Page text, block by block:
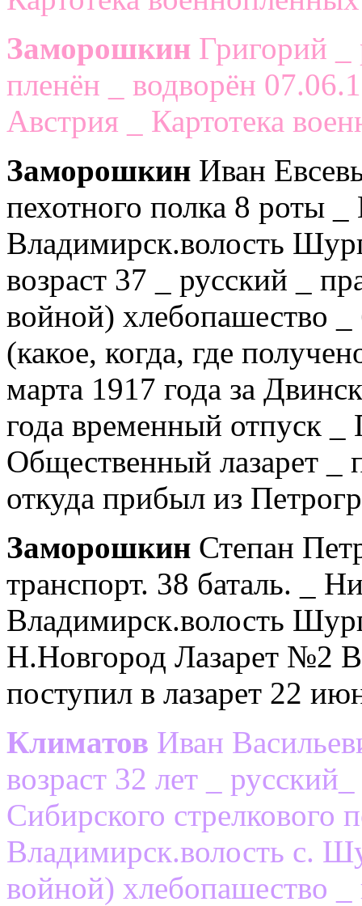
Заморошкин Григорий
пленён _ водворён
Австрия _ Картотека
Заморошкин Иван
пехотного полка 8 роты
Владимирск.волость
возраст 37 _ русский _
войной) хлебопашество
(какое, когда, где
марта 1917 года за
года временный отпуск _
Общественный лазарет _
откуда прибыл из
Заморошкин Степан
транспорт. 38 баталь. _
Владимирск.волость
Н.Новгород Лазарет №2
поступил в лазарет 22
Климатов Иван
возраст 32 лет _
Сибирского стрелкового
Владимирск.волость с.
войной) хлебопашество